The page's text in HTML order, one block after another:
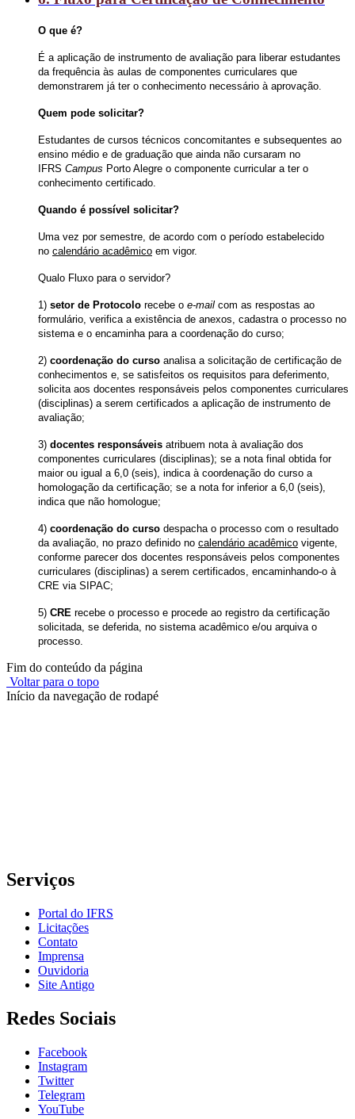
O que é?
É a aplicação de instrumento de avaliação para liberar estudantes
da frequência às aulas de componentes curriculares que
demonstrarem já ter o conhecimento necessário à aprovação.
Quem pode solicitar?
Estudantes de cursos técnicos concomitantes e subsequentes ao
ensino médio e de graduação que ainda não cursaram no
IFRS Campus Porto Alegre o componente curricular a ter o
conhecimento certificado.
Quando é possível solicitar?
Uma vez por semestre, de acordo com o período estabelecido
no calendário acadêmico em vigor.
Qualo Fluxo para o servidor?
1) setor de Protocolo recebe o e-mail com as respostas ao
formulário, verifica a existência de anexos, cadastra o processo no
sistema e o encaminha para a coordenação do curso;
2) coordenação do curso analisa a solicitação de certificação de
conhecimentos e, se satisfeitos os requisitos para deferimento,
solicita aos docentes responsáveis pelos componentes curriculares
(disciplinas) a serem certificados a aplicação de instrumento de
avaliação;
3) docentes responsáveis atribuem nota à avaliação dos
componentes curriculares (disciplinas); se a nota final obtida for
maior ou igual a 6,0 (seis), indica à coordenação do curso a
homologação da certificação; se a nota for inferior a 6,0 (seis),
indica que não homologue;
4) coordenação do curso despacha o processo com o resultado
da avaliação, no prazo definido no calendário acadêmico vigente,
conforme parecer dos docentes responsáveis pelos componentes
curriculares (disciplinas) a serem certificados, encaminhando-o à
CRE via SIPAC;
5) CRE recebe o processo e procede ao registro da certificação
solicitada, se deferida, no sistema acadêmico e/ou arquiva o
processo.
Fim do conteúdo da página
Voltar para o topo
Início da navegação de rodapé
Serviços
Portal do IFRS
Licitações
Contato
Imprensa
Ouvidoria
Site Antigo
Redes Sociais
Facebook
Instagram
Twitter
Telegram
YouTube